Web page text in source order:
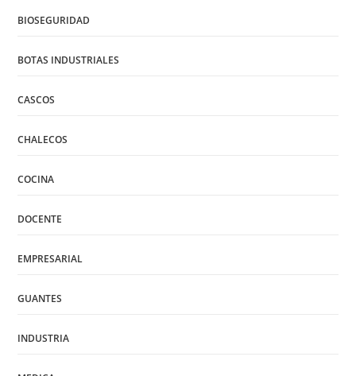
BIOSEGURIDAD
BOTAS INDUSTRIALES
CASCOS
CHALECOS
COCINA
DOCENTE
EMPRESARIAL
GUANTES
INDUSTRIA